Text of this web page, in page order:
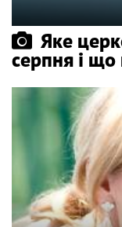
Яке
серпня і